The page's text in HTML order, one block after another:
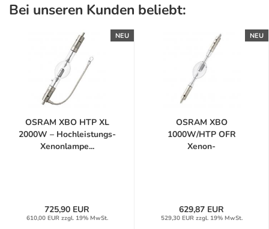
Bei unseren Kunden beliebt:
NEU
OSRAM XBO HTP XL
2000W – Hochleistungs-
Xenonlampe...
725,90 EUR
610,00 EUR zzgl. 19% MwSt.
NEU
OSRAM XBO
1000W/HTP OFR
Xenon-
629,87 EUR
529,30 EUR zzgl. 19% MwSt.